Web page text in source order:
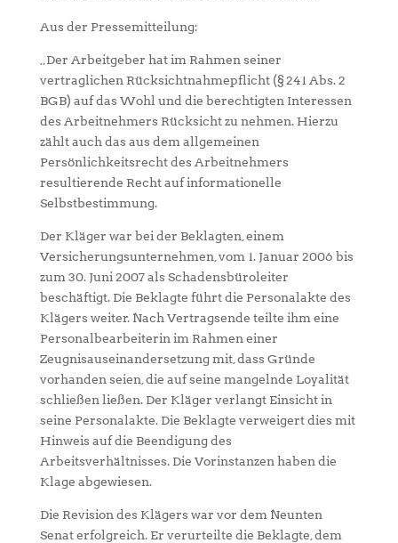
Aus der Pressemitteilung:
„Der Arbeitgeber hat im Rahmen seiner
vertraglichen Rücksichtnahmepflicht (§ 241 Abs. 2
BGB) auf das Wohl und die berechtigten Interessen
des Arbeitnehmers Rücksicht zu nehmen. Hierzu
zählt auch das aus dem allgemeinen
Persönlichkeitsrecht des Arbeitnehmers
resultierende Recht auf informationelle
Selbstbestimmung.
Der Kläger war bei der Beklagten, einem
Versicherungsunternehmen, vom 1. Januar 2006 bis
zum 30. Juni 2007 als Schadensbüroleiter
beschäftigt. Die Beklagte führt die Personalakte des
Klägers weiter. Nach Vertragsende teilte ihm eine
Personalbearbeiterin im Rahmen einer
Zeugnisauseinandersetzung mit, dass Gründe
vorhanden seien, die auf seine mangelnde Loyalität
schließen ließen. Der Kläger verlangt Einsicht in
seine Personalakte. Die Beklagte verweigert dies mit
Hinweis auf die Beendigung des
Arbeitsverhältnisses. Die Vorinstanzen haben die
Klage abgewiesen.
Die Revision des Klägers war vor dem Neunten
Senat erfolgreich. Er verurteilte die Beklagte, dem